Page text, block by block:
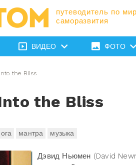
путеводитель по
саморазвития
ВИДЕО ФОТО
the Bliss
the Bliss
мантра музыка
Дэвид Ньюмен (David